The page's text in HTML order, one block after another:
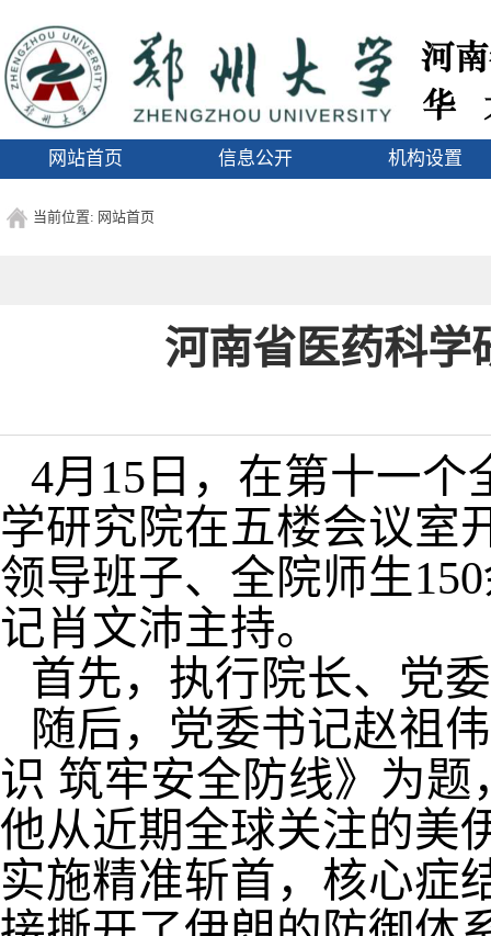
网站首页 信息公开 机构设置
当前位置: 网站首页
河南省医药科学
4月 15 日，在第十一
学研究院在五楼会议室
领导班子、全院师生150
记肖文沛主持。
首先，执行院长、党
随后，党委书记赵祖
识 筑牢安全防线》为
他从近期全球关注的美
实施精准斩首，核心症